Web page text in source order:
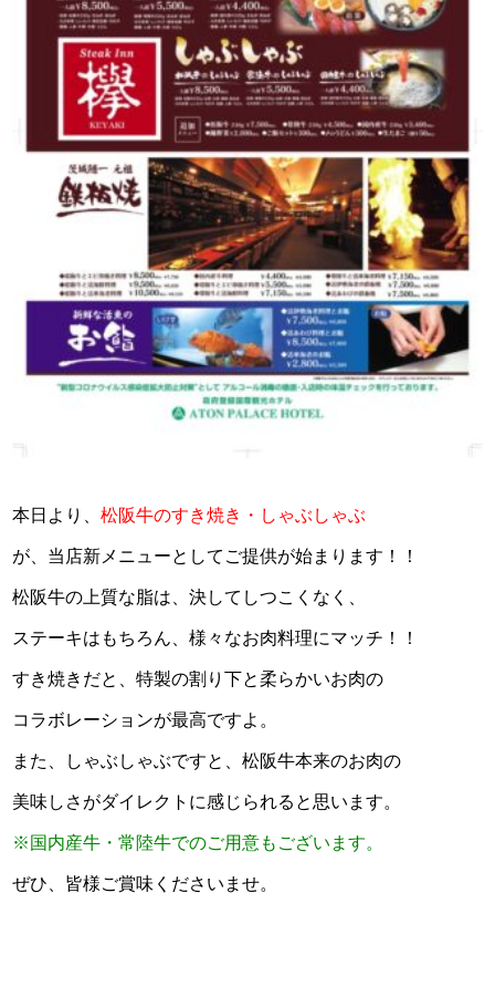
本日より、松阪牛のすき焼き・しゃぶしゃぶ
が、当店新メニューとしてご提供が始まります！！
松阪牛の上質な脂は、決してしつこくなく、
ステーキはもちろん、様々なお肉料理にマッチ！！
すき焼きだと、特製の割り下と柔らかいお肉の
コラボレーションが最高ですよ。
また、しゃぶしゃぶですと、松阪牛本来のお肉の
美味しさがダイレクトに感じられると思います。
※国内産牛・常陸牛でのご用意もございます。
ぜひ、皆様ご賞味くださいませ。